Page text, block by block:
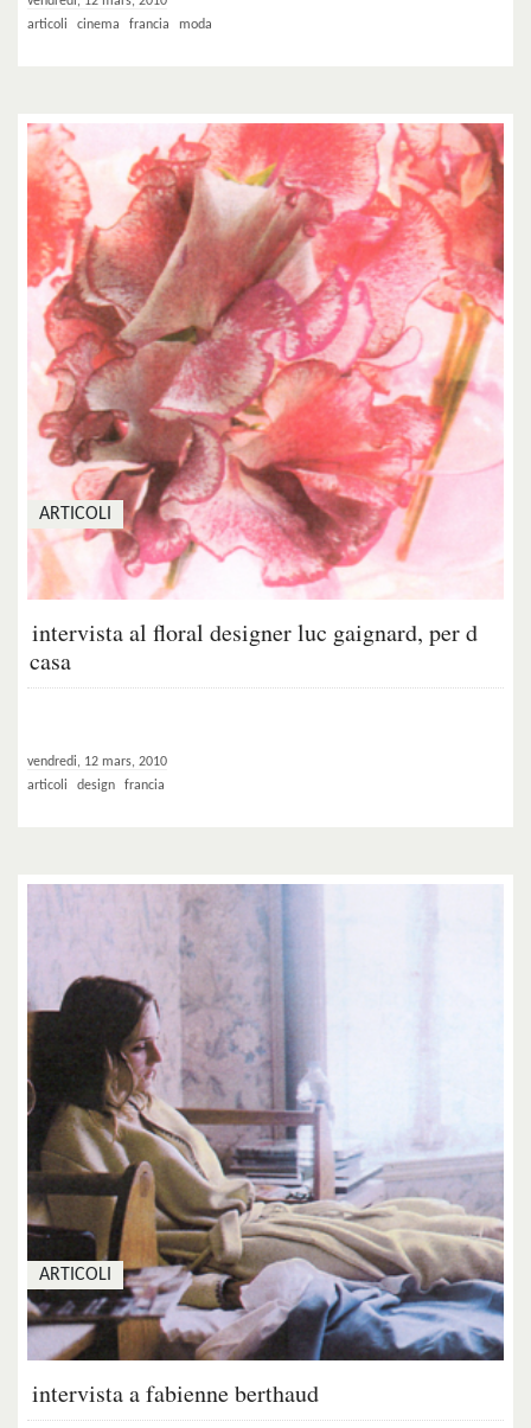
articoli
cinema francia moda
ARTICOLI
intervista al floral designer luc gaignard, per d
casa
vendredi, 12 mars, 2010
articoli
design francia
ARTICOLI
intervista a fabienne berthaud